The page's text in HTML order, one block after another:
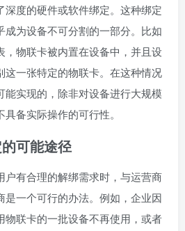
深度的硬件或软件绑定。这种绑定
成为设备不可分割的一部分。比如
，物联卡被内置在设备中，并且设
这一张特定的物联卡。在这种情况
能实现的，除非对设备进行大规模
备实际操作的可行性。
可能途径
户有合理的解绑需求时，与运营商
是一个可行的办法。例如，企业因
物联卡的一批设备不再使用，或者